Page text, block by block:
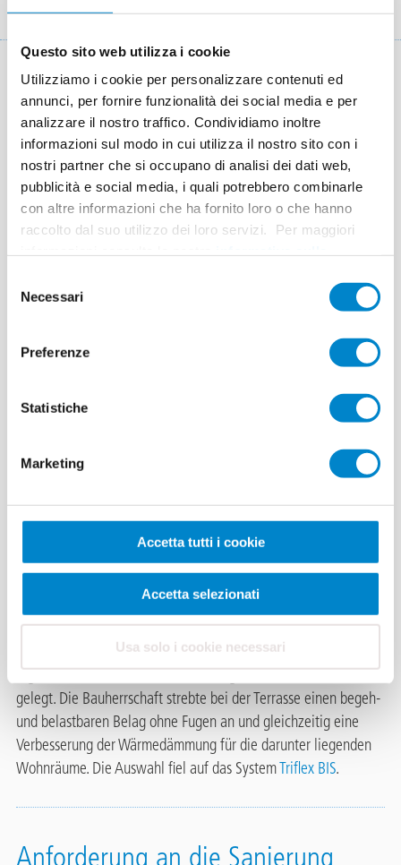
Questo sito web utilizza i cookie
Utilizziamo i cookie per personalizzare contenuti ed
annunci, per fornire funzionalità dei social media e per
analizzare il nostro traffico. Condividiamo inoltre
informazioni sul modo in cui utilizza il nostro sito con i
nostri partner che si occupano di analisi dei dati web,
pubblicità e social media, i quali potrebbero combinarle
con altre informazioni che ha fornito loro o che hanno
raccolto dal suo utilizzo dei loro servizi. Per maggiori
delNecessari
Preferenze
Statistiche
Marketing
Accetta tutti i cookie
Accetta selezionati
Usa solo i cookie necessari
Briciole
di
pane
Referenze Terrassensanierung mit Wärmedämmung (CH)
Key Facts
Luogo Brütten (CH)
Sistema Triflex BIS
Completamento 2015
Superficie 20 m²
Terrassensanieru
Wärmedämmun
g (CH)
Die Terrasse an der Brühlstrasse wurde vor ca. 15 Jahren bereits
Platten ausgeführt, doch leider ohne Abdichtung. Das Wasser
drang über die Jahre an allen Ecken und Enden in die Fassade
und die darunterliegende Betondecke ein. Um ein optimales
Ergebnis zu erzielen wurde dazu die gesamte Betondecke frei
gelegt. Die Bauherrschaft strebte bei der Terrasse einen begeh-
und belastbaren Belag ohne Fugen an und gleichzeitig eine
Verbesserung der Wärmedämmung für die darunter liegenden
Wohnräume. Die Auswahl fiel auf das SystemTriflex BIS.
Anforderung an die Sanierung